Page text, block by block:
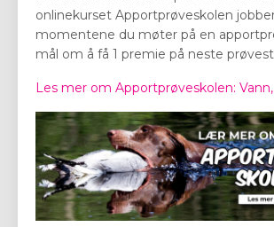
onlinekurset Apportprøveskolen
momentene du møter på en
mål om å få 1 premie på neste
Les mer om Apportprøveskolen: